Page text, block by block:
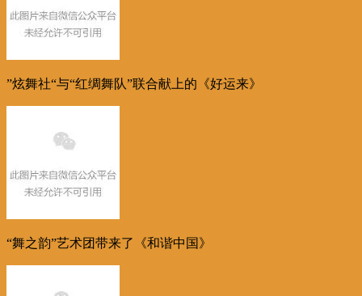
”炫舞社“与“红绸舞队”联合献上的《好运来》
“舞之韵”艺术团带来了《和谐中国》